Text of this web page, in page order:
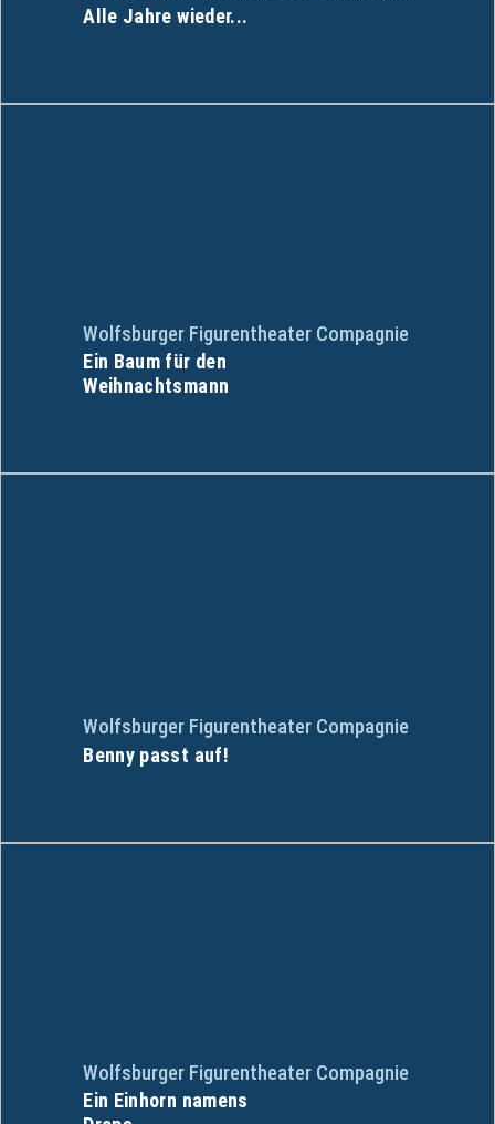
Alle Jahre wieder...
Wolfsburger Figurentheater Compagnie
Ein Baum für den
Weihnachtsmann
Wolfsburger Figurentheater Compagnie
Benny passt auf!
Wolfsburger Figurentheater Compagnie
Ein Einhorn namens